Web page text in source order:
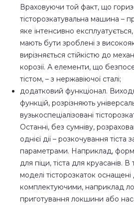
Враховуючи той факт, що
тісторозкатувальна машина –
яке інтенсивно
мають бути зроблені з
вирізняється стійкістю до
корозії. А елементи, що
тістом, – з нержавіючої сталі;
додатковий функціонал.
функцій, розрізняють
вузькоспеціалізовані
Останні, без сумніву,
однієї дії – розкочування
параметрами. Наприклад,
для піци, тіста для круасанів. В
моделі тісторозкаток
комплектуючими, наприклад
приготування локшини або